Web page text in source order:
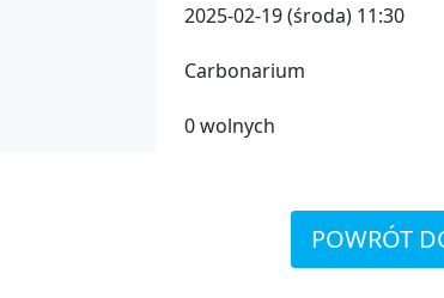
2025-02-19 (środa) 11:30
Carbonarium
0 wolnych
POWRÓT